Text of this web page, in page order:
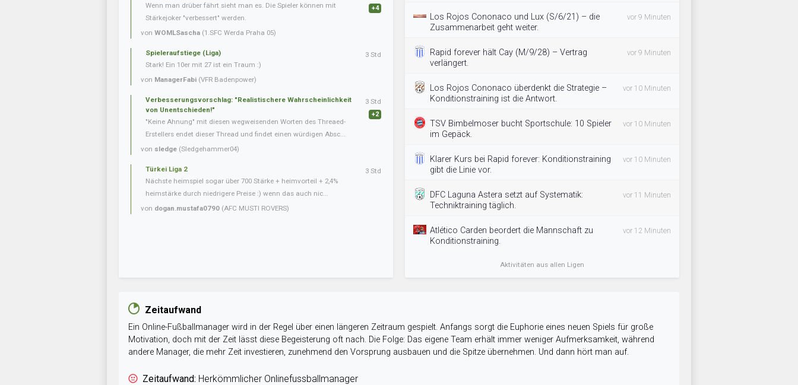
Wenn man drüber fährt sieht man es. Die Spieler können mit
Stärkejoker "verbessert" werden.
von WOMLSascha (1.SFC Werda Praha 05)
+4
Spieleraufstiege (Liga)
Stark! Ein 10er mit 27 ist ein Traum :)
von ManagerFabi (VFR Badenpower)
3 Std
Verbesserungsvorschlag: "Realistischere Wahrscheinlichkeit
von Unentschieden!"
"Keine Ahnung" mit diesen wegweisenden Worten des Threaed-
Erstellers endet dieser Thread und findet einen würdigen Absc...
von sledge (Sledgehammer04)
3 Std
+2
Türkei Liga 2
Nächste heimspiel sogar über 700 Stärke + heimvorteil + 2,4%
heimstärke durch niedrigere Preise :) wenn das auch nic...
von dogan.mustafa0790 (AFC MUSTI ROVERS)
3 Std
Los Rojos Cononaco und Lux (S/6/21) – die
Zusammenarbeit geht weiter.
vor 9 Minuten
Rapid forever hält Cay (M/9/28) – Vertrag
verlängert.
vor 9 Minuten
Los Rojos Cononaco überdenkt die Strategie –
Konditionstraining ist die Antwort.
vor 10 Minuten
TSV Bimbelmoser bucht Sportschule: 10 Spieler
im Gepäck.
vor 10 Minuten
Klarer Kurs bei Rapid forever: Konditionstraining
gibt die Linie vor.
vor 10 Minuten
DFC Laguna Astera setzt auf Systematik:
Techniktraining täglich.
vor 11 Minuten
Atlético Carden beordert die Mannschaft zu
Konditionstraining.
vor 12 Minuten
Aktivitäten aus allen Ligen
Zeitaufwand
Ein Online-Fußballmanager wird in der Regel über einen längeren Zeitraum gespielt. Anfangs sorgt die Euphorie eines neuen Spiels für große
Motivation, doch mit der Zeit lässt diese Begeisterung oft nach. Die Folge: Das eigene Team erhält immer weniger Aufmerksamkeit, während
andere Manager, die mehr Zeit investieren, zunehmend den Vorsprung ausbauen und die Spitze übernehmen. Und dann hört man auf.
Zeitaufwand: Herkömmlicher Onlinefussballmanager